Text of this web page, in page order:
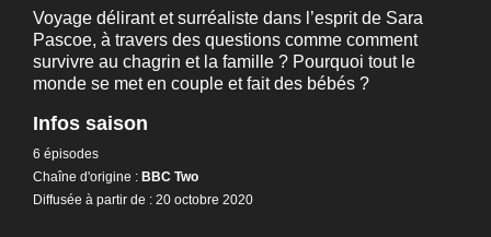
Voyage délirant et surréaliste dans l’esprit de Sara
Pascoe, à travers des questions comme comment
survivre au chagrin et la famille ? Pourquoi tout le
monde se met en couple et fait des bébés ?
Infos saison
6 épisodes
Chaîne d'origine : BBC Two
Diffusée à partir de : 20 octobre 2020